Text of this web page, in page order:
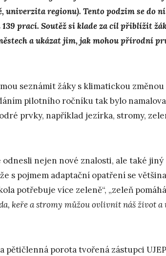
regionu). Tento podzim se do ní
prací. Soutěž si klade za cíl přiblížit
a ukázat jim, jak mohou přírodní
seznámit žáky s klimatickou změnou
pilotního ročníku tak bylo
prvky, například jezírka, stromy,
nejen nové znalosti, ale také jiný
s pojmem adaptační opatření se
potřebuje více zeleně“, „zeleň
keře a stromy můžou ovlivnit náš život a
porota tvořená zástupci